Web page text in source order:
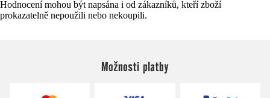
Hodnocení mohou být napsána i od zákazníků, kteří zboží
prokazatelně nepoužili nebo nekoupili.
Možnosti platby